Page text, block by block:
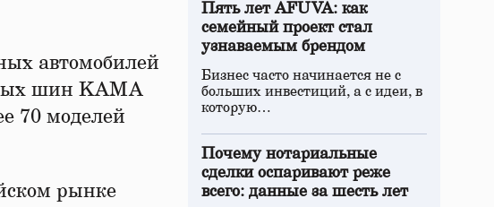
автомобилей
шин KAMA
70 моделей
рынке
Пять лет AFUVA: как
семейный проект стал
узнаваемым брендом
Бизнес часто начинается не с
больших инвестиций, а с идеи, в
которую…
Почему нотариальные
сделки оспаривают реже
всего: данные за шесть лет